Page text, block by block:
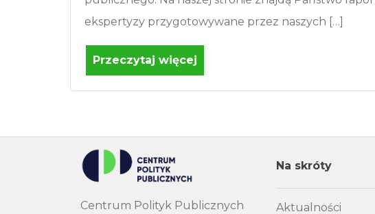
ekspertyzy przygotowywane przez naszych […]
Przeczytaj więcej
Centrum Polityk Publicznych
Na skróty
Aktualności